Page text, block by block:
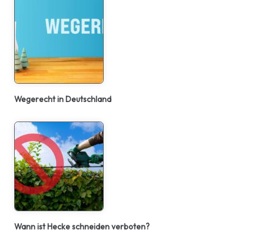
Wegerecht in Deutschland
Wann ist Hecke schneiden verboten?